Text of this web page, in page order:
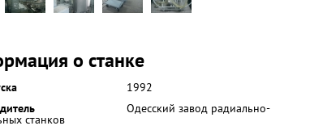
о станке
1992
Одесский завод радиально-
станков